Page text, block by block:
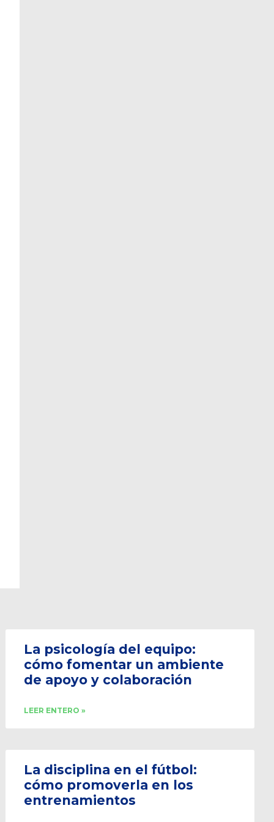
La psicología del equipo:
cómo fomentar un ambiente
de apoyo y colaboración
LEER ENTERO »
La disciplina en el fútbol:
cómo promoverla en los
entrenamientos